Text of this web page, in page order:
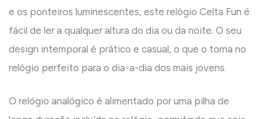
e os ponteiros luminescentes, este relógio Celta Fun é
fácil de ler a qualquer altura do dia ou da noite. O seu
design intemporal é prático e casual, o que o torna no
relógio perfeito para o dia-a-dia dos mais jovens.
O relógio analógico é alimentado por uma pilha de